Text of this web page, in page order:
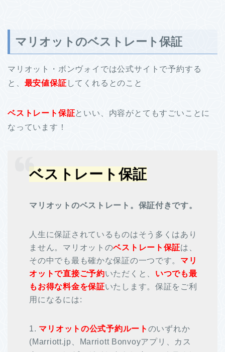
マリオットのベストレート保証
マリオット・ボンヴォイでは公式サイトで予約する
と、 最安値保証 してくれるとのこと
ベストレート保証といい、内容がとてもすごいことに
なっています！
ベストレート保証
マリオットのベストレート。保証付きです。
人生に保証されているものはそう多くはあり
ません。マリオットのベストレート保証は、
その中でも最も確かな保証の一つです。 マリ
オットで直接ご予約いただくと、 いつでも最
もお得な料金を保証いたします。保証をご利
用になるには:
1. マリオットの公式予約ルート のいずれか
(Marriott.jp、Marriott Bonvoyアプリ、カス